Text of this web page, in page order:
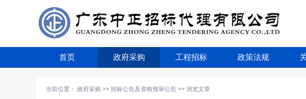
首页 政府采购 工程招标 政策法规
当前位置： 政府采购 >> 招标公告及资格预审公告 >> 浏览文章